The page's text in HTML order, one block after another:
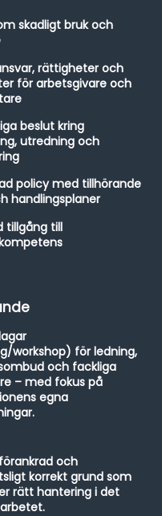
skadligt bruk och
rättigheter och
för arbetsgivare och
beslut kring
utredning och
policy med tillhörande
handlingsplaner
tillgång till
workshop) för ledning,
och fackliga
– med fokus på
egna
och
korrekt grund som
rätt hantering i det